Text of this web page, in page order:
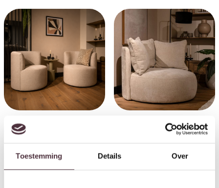
Toestemming Details Over
UrbanSofa fauteuil Luzia
725,00
UrbanSofa fauteuil Nova